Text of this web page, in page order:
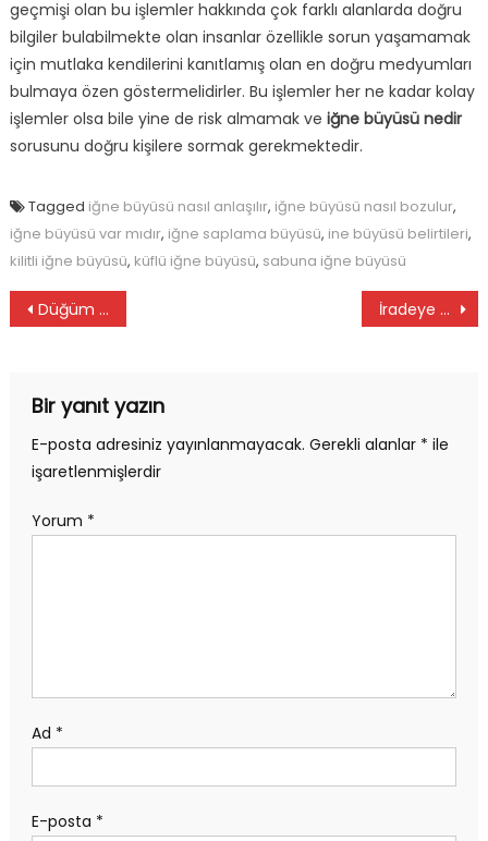
geçmişi olan bu işlemler hakkında çok farklı alanlarda doğru
bilgiler bulabilmekte olan insanlar özellikle sorun yaşamamak
için mutlaka kendilerini kanıtlamış olan en doğru medyumları
bulmaya özen göstermelidirler. Bu işlemler her ne kadar kolay
işlemler olsa bile yine de risk almamak ve iğne büyüsü nedir
sorusunu doğru kişilere sormak gerekmektedir.
Tagged iğne büyüsü nasıl anlaşılır, iğne büyüsü nasıl bozulur,
iğne büyüsü var mıdır, iğne saplama büyüsü, ine büyüsü belirtileri,
kilitli iğne büyüsü, küflü iğne büyüsü, sabuna iğne büyüsü
Yazı
Düğüm büyüsü nedir İradeye etki eden büyü çeşitleri
Bir yanıt yazın
E-posta adresiniz yayınlanmayacak. Gerekli alanlar * ile
işaretlenmişlerdir
Yorum *
Ad *
E-posta *